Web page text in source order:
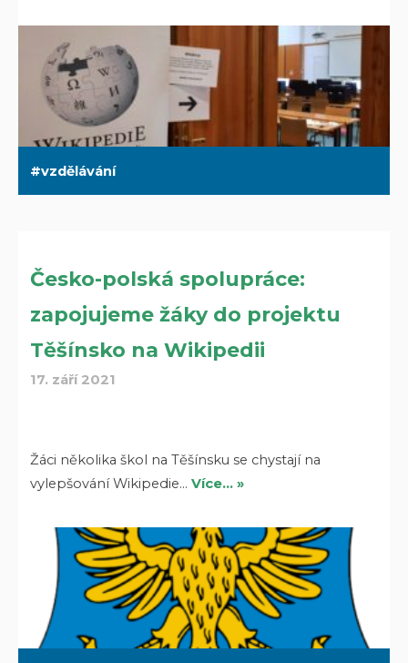
vzdělávání
Česko-polská spolupráce:
zapojujeme žáky do projektu
Těšínsko na Wikipedii
17. září 2021
Žáci několika škol na Těšínsku se chystají na
vylepšování Wikipedie…Více… »